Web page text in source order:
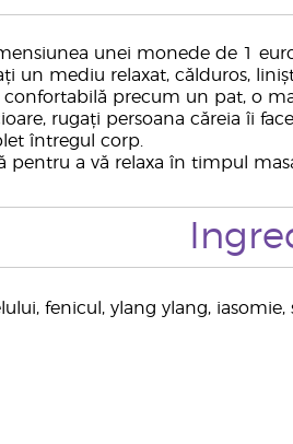
unei monede de 1
un mediu relaxat, călduros,
precum un pat, o
rugați persoana căreia îi
întregul corp.
pentru a vă relaxa în timpul
fenicul, ylang ylang,